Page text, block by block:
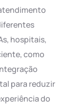
hospitais,
como
para reduzir
do